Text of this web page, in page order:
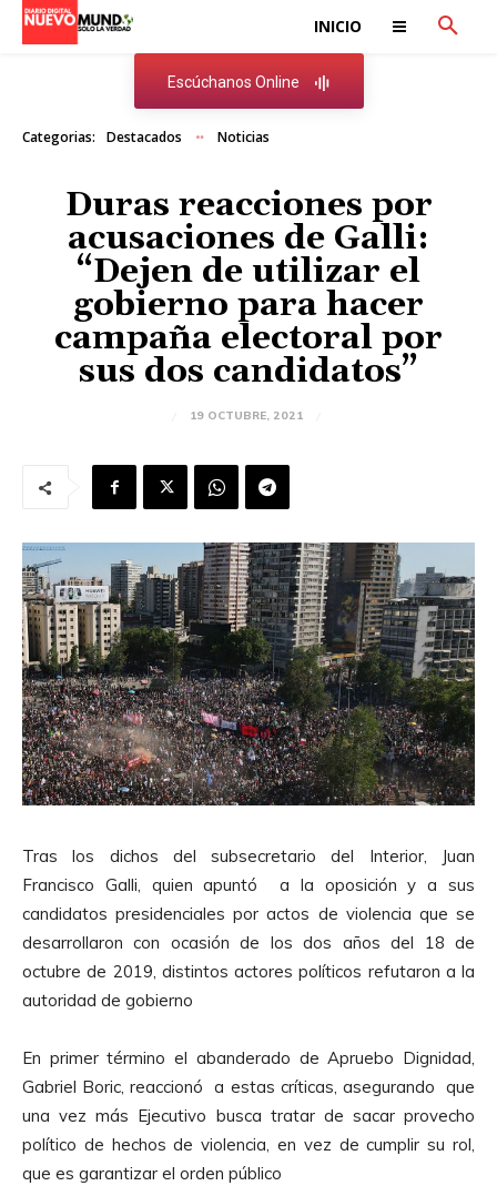
INICIO
Escúchanos Online
Categorias: Destacados Noticias
Duras reacciones por
acusaciones de Galli:
“Dejen de utilizar el
gobierno para hacer
campaña electoral por
sus dos candidatos”
19 OCTUBRE, 2021
Tras los dichos del subsecretario del Interior, Juan
Francisco Galli, quien apuntó a la oposición y a sus
candidatos presidenciales por actos de violencia que se
desarrollaron con ocasión de los dos años del 18 de
octubre de 2019, distintos actores políticos refutaron a la
autoridad de gobierno
En primer término el abanderado de Apruebo Dignidad,
Gabriel Boric, reaccionó a estas críticas, asegurando que
una vez más Ejecutivo busca tratar de sacar provecho
político de hechos de violencia, en vez de cumplir su rol,
que es garantizar el orden público